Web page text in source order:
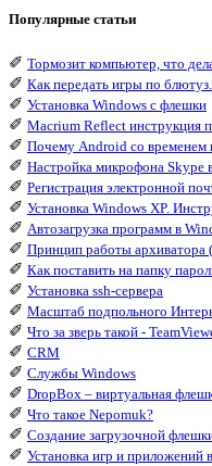
Популярные статьи
✐ Тормозит компьютер, что
✐ Как передать игры по
✐ Установка Windows с флешки
✐ Macrium Reflect инструкция
✐ Почему Android со временем
✐ Настройка микрофона
✐ Регистрация электронной
✐ Установка Windows XP.
✐ Автозагрузка программ в
✐ Принцип работы архиватора
✐ Как поставить на папку
✐ Установка ssh-сервера
✐ Масштаб подпольного
✐ Что за зверь такой -
✐ CRM
✐ Службы Windows
✐ DropBox – виртуальная
✐ Что такое Nepomuk?
✐ Создание загрузочной
✐ Установка игр и приложений